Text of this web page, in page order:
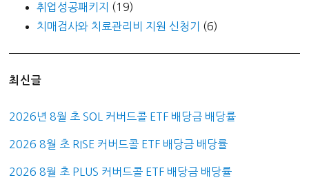
취업성공패키지
(19)
치매검사와 치료관리비 지원 신청기
(6)
최신글
2026년 8월 초 SOL 커버드콜 ETF 배당금 배당률
2026 8월 초 RISE 커버드콜 ETF 배당금 배당률
2026 8월 초 PLUS 커버드콜 ETF 배당금 배당률